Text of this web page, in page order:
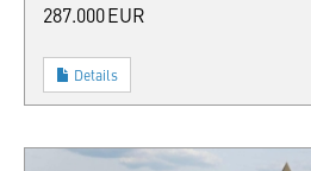
287.000 EUR
Details